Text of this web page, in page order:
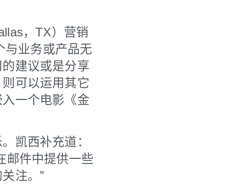
，TX）营销
与业务或产品无
建议或是分享
可以运用其它
一个电影《金
凯西补充道：
邮件中提供一些
注。”